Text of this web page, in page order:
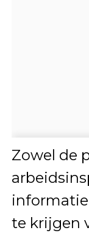
Zowel de
te krijgen